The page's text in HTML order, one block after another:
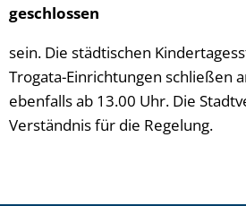
geschlossen
sein. Die städtischen
Trogata-Einrichtungen schließen
ebenfalls ab 13.00 Uhr. Die
Verständnis für die Regelung.